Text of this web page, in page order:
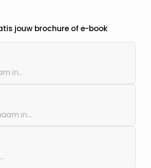
jouw brochure of e-book